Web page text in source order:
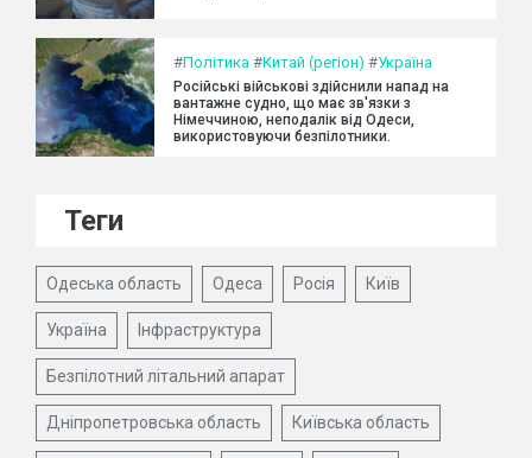
#Політика #Китай (регіон) #Україна
Російські військові здійснили напад на
вантажне судно, що має зв'язки з
Німеччиною, неподалік від Одеси,
використовуючи безпілотники.
Теги
Одеська область Одеса Росія Київ
Україна Інфраструктура
Безпілотний літальний апарат
Дніпропетровська область Київська область